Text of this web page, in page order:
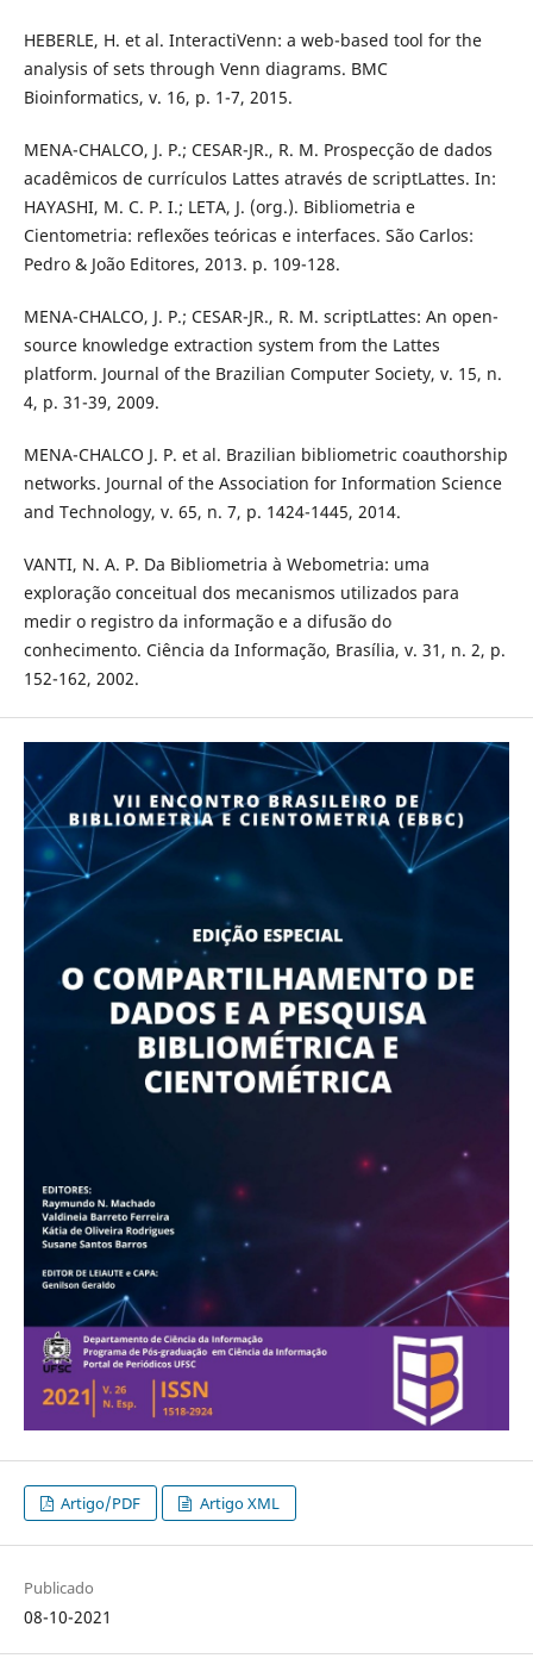
HEBERLE, H. et al. InteractiVenn: a web-based tool for the
analysis of sets through Venn diagrams. BMC
Bioinformatics, v. 16, p. 1-7, 2015.
MENA-CHALCO, J. P.; CESAR-JR., R. M. Prospecção de dados
acadêmicos de currículos Lattes através de scriptLattes. In:
HAYASHI, M. C. P. I.; LETA, J. (org.). Bibliometria e
Cientometria: reflexões teóricas e interfaces. São Carlos:
Pedro & João Editores, 2013. p. 109-128.
MENA-CHALCO, J. P.; CESAR-JR., R. M. scriptLattes: An open-
source knowledge extraction system from the Lattes
platform. Journal of the Brazilian Computer Society, v. 15, n.
4, p. 31-39, 2009.
MENA-CHALCO J. P. et al. Brazilian bibliometric coauthorship
networks. Journal of the Association for Information Science
and Technology, v. 65, n. 7, p. 1424-1445, 2014.
VANTI, N. A. P. Da Bibliometria à Webometria: uma
exploração conceitual dos mecanismos utilizados para
medir o registro da informação e a difusão do
conhecimento. Ciência da Informação, Brasília, v. 31, n. 2, p.
152-162, 2002.
Artigo/PDF Artigo XML
Publicado
08-10-2021